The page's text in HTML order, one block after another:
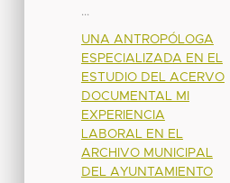
...
UNA ANTROPÓLOGA
ESPECIALIZADA EN EL
ESTUDIO DEL ACERVO
DOCUMENTAL MI
EXPERIENCIA
LABORAL EN EL
ARCHIVO MUNICIPAL
DEL AYUNTAMIENTO